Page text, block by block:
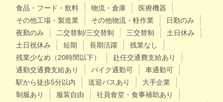
食品・フード・飲料
物流・倉庫
医療機器
その他工場・製造業
その他物流・軽作業
日勤のみ
夜勤のみ
二交替制/三交替制 三交替制
土日休み
土日祝休み
短期 長期活躍
残業なし
残業少なめ（20時間以下）
赴任交通費支給あり
通勤交通費支給あり
バイク通勤可
車通勤可
駅から徒歩5分以内
送迎バスあり
大手企業
制服あり
服装自由
社員食堂・食事補助あり